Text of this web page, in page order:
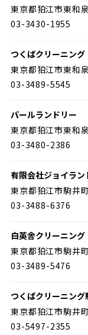
東京都狛江市東和
03-3430-1955
つくばクリーニン
東京都狛江市東和
03-3489-5545
パールランドリー
東京都狛江市東和
03-3480-2386
有限会社ジョイラ
東京都狛江市駒井
03-3488-6376
白英舎クリーニング
東京都狛江市駒井
03-3489-5476
つくばクリーニング
東京都狛江市駒井
03-5497-2355